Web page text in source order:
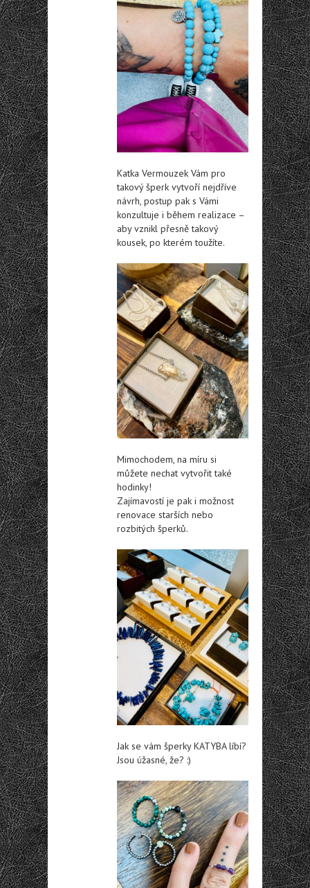
Katka Vermouzek Vám pro
takový šperk vytvoří nejdříve
návrh, postup pak s Vámi
konzultuje i během realizace –
aby vznikl přesně takový
kousek, po kterém toužíte.
Mimochodem, na míru si
můžete nechat vytvořit také
hodinky!
Zajímavostí je pak i možnost
renovace starších nebo
rozbitých šperků.
Jak se vám šperky KATYBA líbí?
Jsou úžasné, že? :)